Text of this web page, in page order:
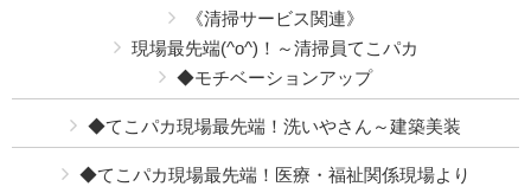
《清掃サービス関連》
現場最先端(^o^)！～清掃員てこパカ
◆モチベーションアップ
◆てこパカ現場最先端！洗いやさん～建築美装
◆てこパカ現場最先端！医療・福祉関係現場より